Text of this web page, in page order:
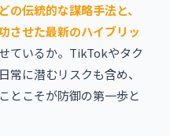
の伝統的な謀略手法と、
させた最新のハイブリッ
ているか。TikTokやタク
常に潜むリスクも含め、
とこそが防御の第一歩と